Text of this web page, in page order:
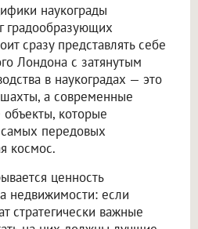
наукограды
градообразующих
сразу представлять себе
Лондона с затянутым
в наукоградах — это
а современные
которые
передовых
космос.
ценность
недвижимости: если
стратегически важные